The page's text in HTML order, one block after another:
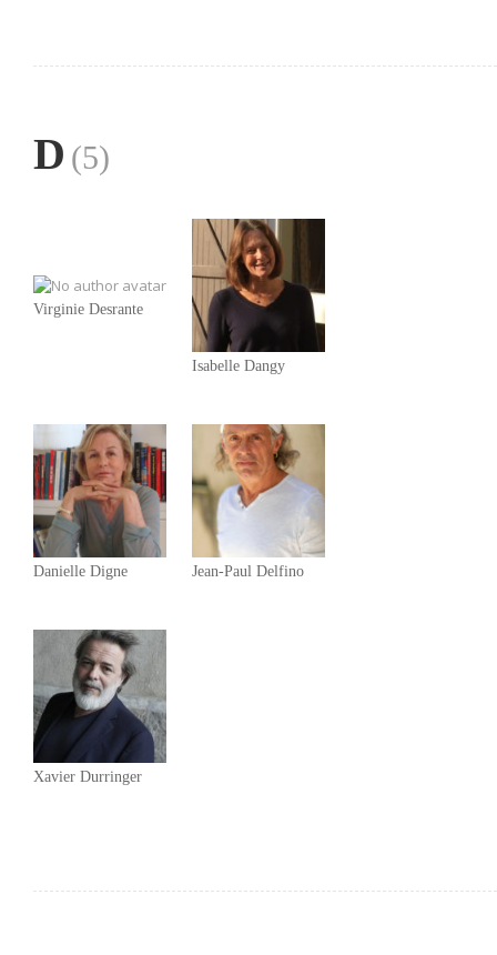
D (5)
Virginie Desrante
Isabelle Dangy
Danielle Digne Jean-Paul Delfino
Xavier Durringer